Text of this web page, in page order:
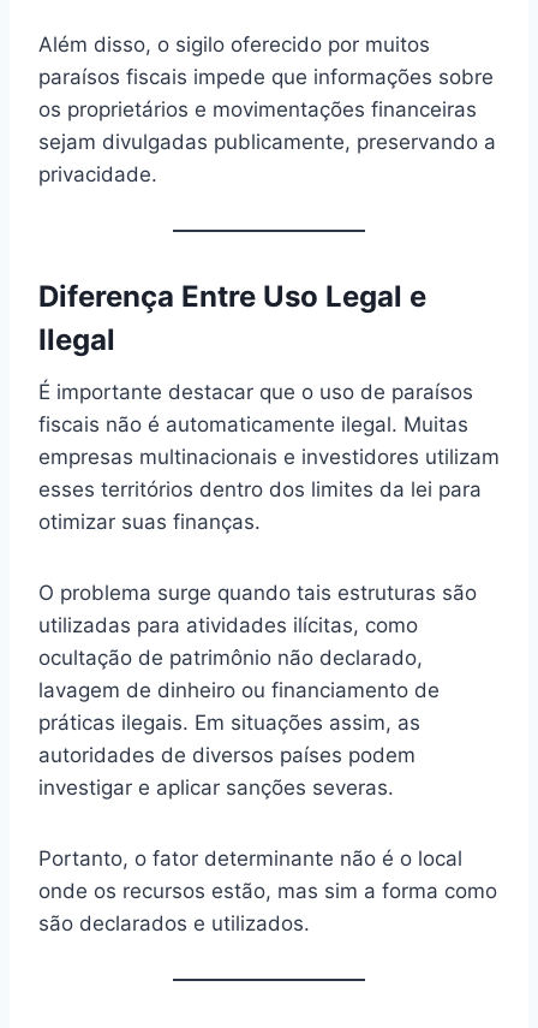
Além disso, o sigilo oferecido por muitos
paraísos fiscais impede que informações sobre
os proprietários e movimentações financeiras
sejam divulgadas publicamente, preservando a
privacidade.
Diferença Entre Uso Legal e
Ilegal
É importante destacar que o uso de paraísos
fiscais não é automaticamente ilegal. Muitas
empresas multinacionais e investidores utilizam
esses territórios dentro dos limites da lei para
otimizar suas finanças.
O problema surge quando tais estruturas são
utilizadas para atividades ilícitas, como
ocultação de patrimônio não declarado,
lavagem de dinheiro ou financiamento de
práticas ilegais. Em situações assim, as
autoridades de diversos países podem
investigar e aplicar sanções severas.
Portanto, o fator determinante não é o local
onde os recursos estão, mas sim a forma como
são declarados e utilizados.